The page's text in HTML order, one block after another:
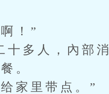
！”
多人，內部消
。
家里带点。”